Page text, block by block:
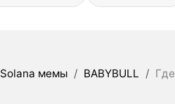
Solana мемы / BABYBULL /